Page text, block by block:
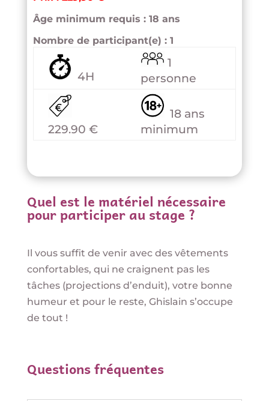
Âge minimum requis : 18 ans
Nombre de participant(e) : 1
4H
1
personne
229.90 €
18 ans
minimum
Quel est le matériel nécessaire
pour participer au stage ?
Il vous suffit de venir avec des vêtements
confortables, qui ne craignent pas les
tâches (projections d’enduit), votre bonne
humeur et pour le reste, Ghislain s’occupe
de tout !
Questions fréquentes